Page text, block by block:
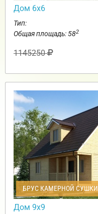
Дом 6х6
Тип:
Общая площадь: 582
1145250
БРУС КАМЕРНОЙ СУШКИ
Дом 9х9